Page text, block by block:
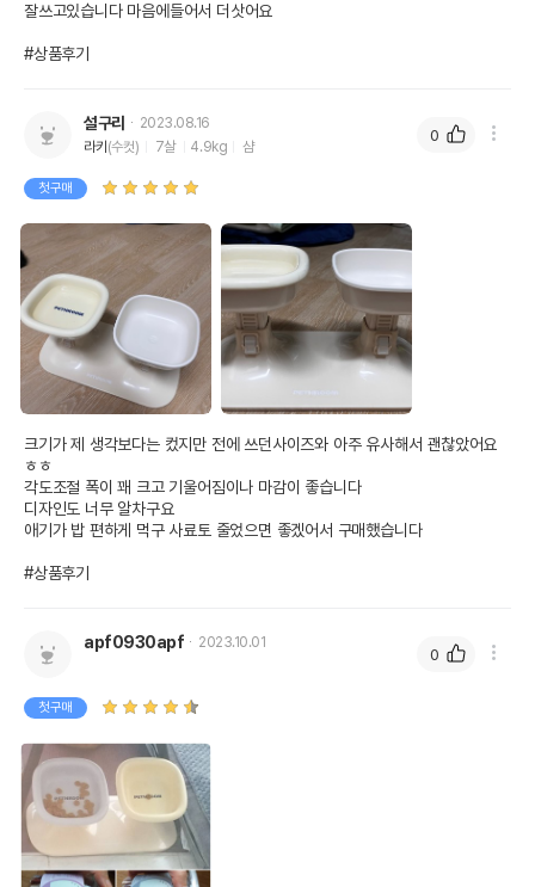
잘쓰고있습니다 마음에들어서 더삿어요
#상품후기
설구리
2023.08.16
라키 (수컷) 7살 4.9kg 샴
첫구매
크기가 제 생각보다는 컸지만 전에 쓰던사이즈와 아주 유사해서 괜찮았어요
ㅎㅎ
각도조절 폭이 꽤 크고 기울어짐이나 마감이 좋습니다
디자인도 너무 알차구요
애기가 밥 편하게 먹구 사료토 줄었으면 좋겠어서 구매했습니다
#상품후기
0
apf0930apf 2023.10.01
첫구매
0